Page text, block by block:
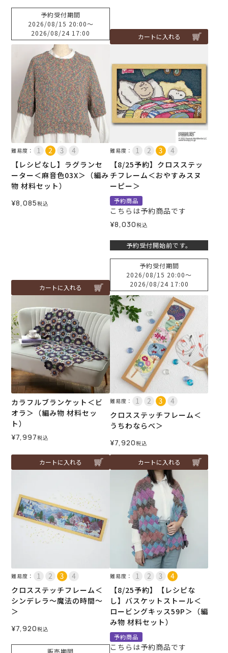
予約受付期間
2026/08/15 20:00〜
2026/08/24 17:00
カートに入れる
難易度：
【レシピなし】ラグランセ
ーター＜麻音色03X＞（編み
物 材料セット）
¥8,085税込
カートに入れる
難易度：
【8/25予約】クロスステッ
チフレーム＜おやすみスヌ
ーピー＞
予約商品
こちらは予約商品です
¥8,030税込
予約受付開始前です。
予約受付期間
2026/08/15 20:00〜
2026/08/24 17:00
カラフルブランケット＜ビ
オラ＞（編み物 材料セッ
ト）
¥7,997税込
カートに入れる
難易度：
クロスステッチフレーム＜
うちわならべ＞
¥7,920税込
カートに入れる
難易度：
クロスステッチフレーム＜
シンデレラ～魔法の時間～
＞
¥7,920税込
販売期間
難易度：
【8/25予約】【レシピな
し】バスケットストール＜
ロービングキッス59P＞（編
み物 材料セット）
予約商品
こちらは予約商品です